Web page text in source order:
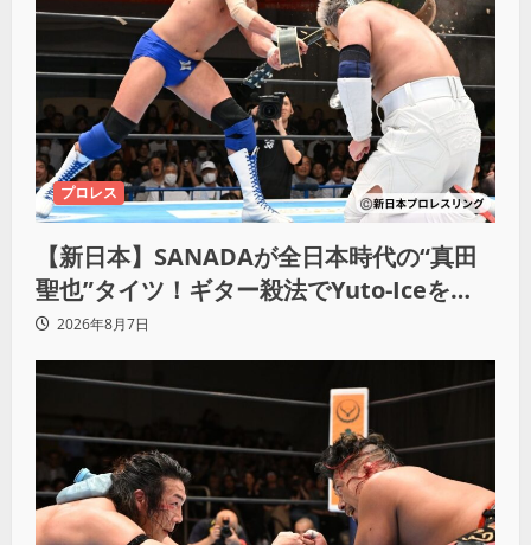
プロレス
【新日本】SANADAが全日本時代の“真田
聖也”タイツ！ギター殺法でYuto-Iceを
KO「俺と闘う時は考えろ。感じるな」
2026年8月7日